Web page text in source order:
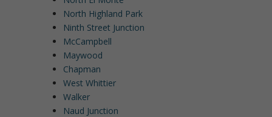
North Highland Park
Ninth Street Junction
McCampbell
Maywood
Chapman
West Whittier
Walker
Naud Junction